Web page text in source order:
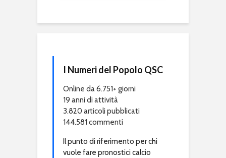
I Numeri del Popolo QSC
Online da 6.751+ giorni
19 anni di attività
3.820 articoli pubblicati
144.581 commenti
Il punto di riferimento per chi
vuole fare pronostici calcio